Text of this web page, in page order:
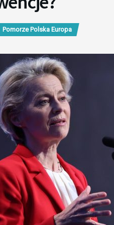
Pomorze Polska Europa